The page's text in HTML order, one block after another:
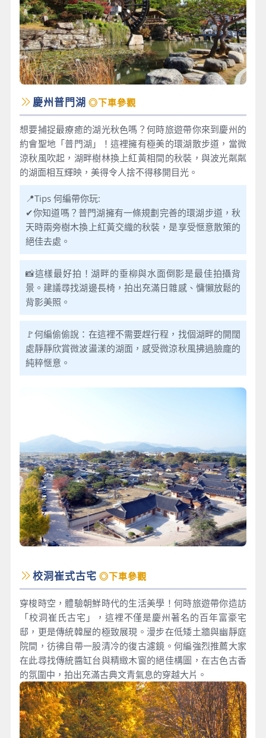
慶州普門湖 ◎下車參觀
想要捕捉最療癒的湖光秋色嗎？何時旅遊帶你來到慶州的
約會聖地「普門湖」！這裡擁有極美的環湖散步道，當微
涼秋風吹起，湖畔樹林換上紅黃相間的秋裝，與波光粼粼
的湖面相互輝映，美得令人捨不得移開目光。
📍Tips 何編帶你玩:
✔你知道嗎？普門湖擁有一條規劃完善的環湖步道，秋
天時兩旁樹木換上紅黃交織的秋裝，是享受愜意散策的
絕佳去處。
📸這樣最好拍！湖畔的垂柳與水面倒影是最佳拍攝背
景。建議尋找湖邊長椅，拍出充滿日雜感、慵懶放鬆的
背影美照。
🚩何編偷偷說：在這裡不需要趕行程，找個湖畔的開闊
處靜靜欣賞微波盪漾的湖面，感受微涼秋風拂過臉龐的
純粹愜意。
校洞崔式古宅 ◎下車參觀
穿梭時空，體驗朝鮮時代的生活美學！何時旅遊帶你造訪
「校洞崔氏古宅」，這裡不僅是慶州著名的百年富豪宅
邸，更是傳統韓屋的極致展現。漫步在低矮土牆與幽靜庭
院間，彷彿自帶一股清冷的復古濾鏡。何編強烈推薦大家
在此尋找傳統醬缸台與精緻木窗的絕佳構圖，在古色古香
的氛圍中，拍出充滿古典文青氣息的穿越大片。